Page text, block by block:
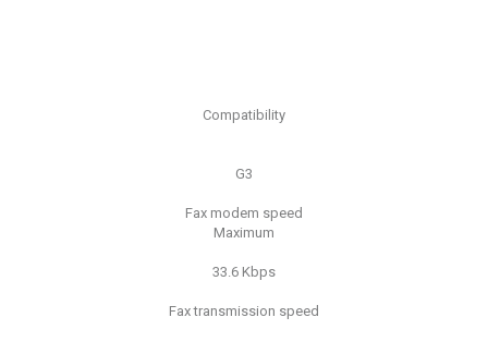
Compatibility
G3
Fax modem speed
Maximum
33.6 Kbps
Fax transmission speed